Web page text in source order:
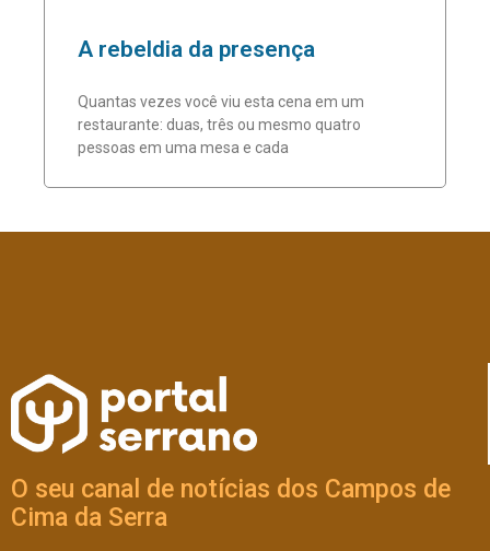
A rebeldia da presença
Quantas vezes você viu esta cena em um
restaurante: duas, três ou mesmo quatro
pessoas em uma mesa e cada
O seu canal de notícias dos Campos de
Cima da Serra